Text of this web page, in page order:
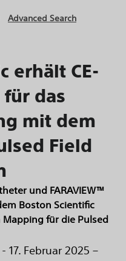
Advanced Search
erhält CE-
das
mit dem
Field
und FARAVIEW™
Boston Scientific
für die Pulsed
17. Februar 2025 –